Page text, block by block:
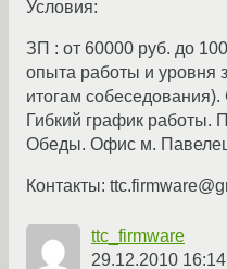
Условия:
ЗП : от 60000 руб. до
опыта работы и уровня
итогам
Гибкий график работы.
Обеды. Офис м.
Контакты:
ttc_firmware
29.12.2010